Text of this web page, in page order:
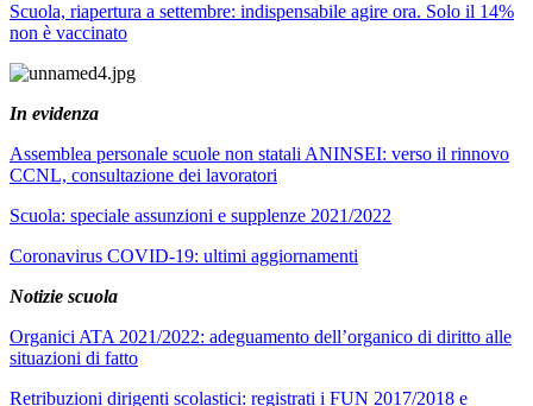
Scuola, riapertura a settembre: indispensabile agire ora. Solo il 14%
non è vaccinato
In evidenza
Assemblea personale scuole non statali ANINSEI: verso il rinnovo
CCNL, consultazione dei lavoratori
Scuola: speciale assunzioni e supplenze 2021/2022
Coronavirus COVID-19: ultimi aggiornamenti
Notizie scuola
Organici ATA 2021/2022: adeguamento dell’organico di diritto alle
situazioni di fatto
Retribuzioni dirigenti scolastici: registrati i FUN 2017/2018 e